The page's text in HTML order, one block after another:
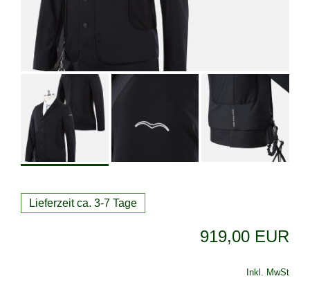
Lieferzeit ca. 3-7 Tage
919,00 EUR
Inkl. MwSt